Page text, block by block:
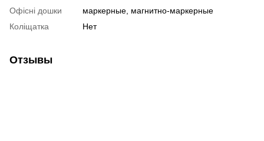
Офісні дошки
маркерные, магнитно-маркерные
Коліщатка
Нет
Отзывы